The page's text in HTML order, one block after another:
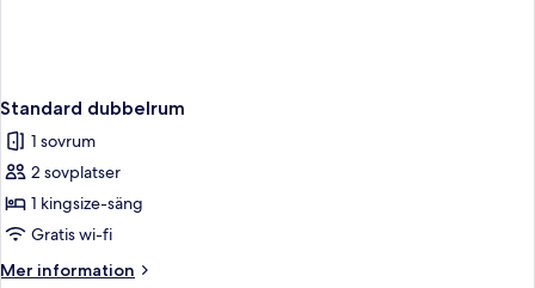
Standard dubbelrum
1 sovrum
2 sovplatser
1 kingsize-säng
Gratis wi-fi
Mer information
Mer